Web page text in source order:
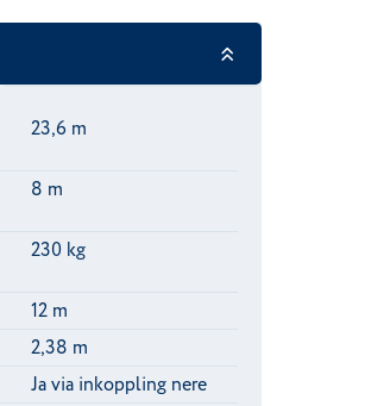
23,6 m
8 m
230 kg
12 m
2,38 m
Ja via inkoppling nere